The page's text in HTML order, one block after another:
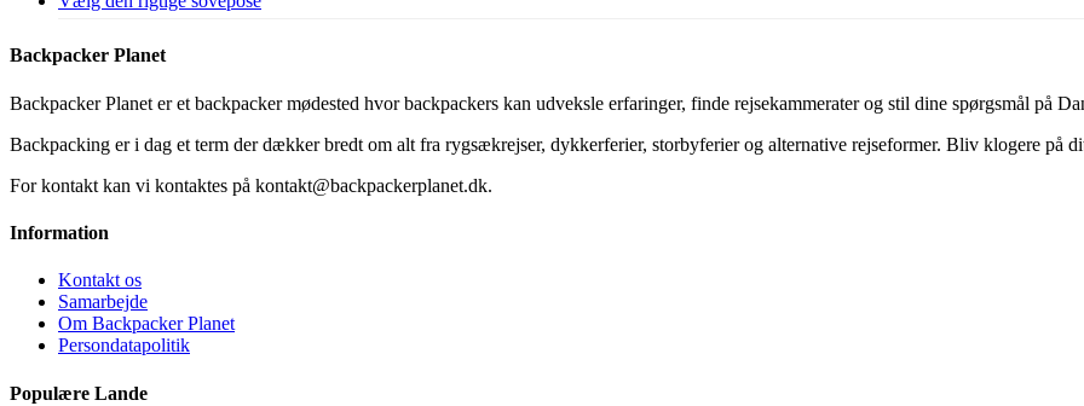
Backpacker Planet
Backpacker Planet er et backpacker mødested hvor backpackers kan udveksle erfaringer, finde rejsekammerater og stil dine spørgsmål på
Backpacking er i dag et term der dækker bredt om alt fra rygsækrejser, dykkerferier, storbyferier og alternative rejseformer. Bliv klogere på
For kontakt kan vi kontaktes på kontakt@backpackerplanet.dk.
Information
Kontakt os
Samarbejde
Om Backpacker Planet
Persondatapolitik
Populære Lande